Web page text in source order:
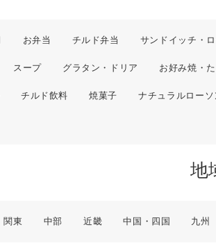
お弁当 チルド弁当 サンドイッチ・
スープ グラタン・ドリア お好み焼・
チルド飲料 焼菓子 ナチュラルロー
地
関東 中部 近畿 中国・四国 九州